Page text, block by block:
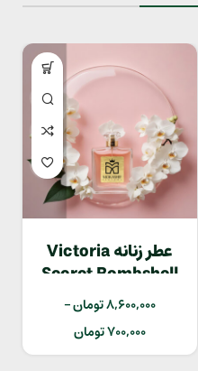
عطر زنانه Victoria
Secret Bombshell
8,600,000تومان–
700,000تومان